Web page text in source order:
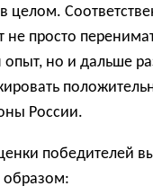
целом.
не просто
но и дальше
России.
победителей